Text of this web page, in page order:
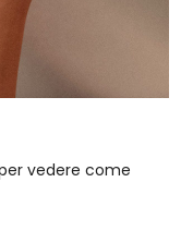
vedere come